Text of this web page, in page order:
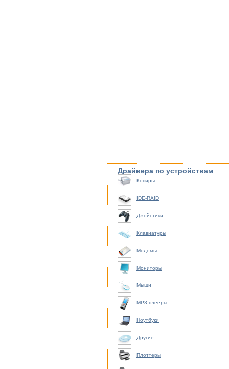
Драйвера по устройствам
Копиры
IDE-RAID
Джойстики
Клавиатуры
Модемы
Мониторы
Мыши
MP3 плееры
Ноутбуки
Другие
Плоттеры